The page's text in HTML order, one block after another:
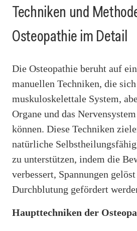
Techniken und
Osteopathie im Detail
Die Osteopathie beruht auf
manuellen Techniken, die
muskuloskelettale System,
Organe und das
können. Diese Techniken
natürliche
zu unterstützen, indem die
verbessert, Spannungen
Durchblutung gefördert
Haupttechniken der